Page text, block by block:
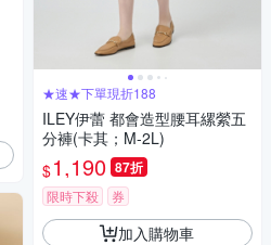
★速★下單現折188
ILEY伊蕾 都會造型腰耳縲縈五
分褲(卡其；M-2L)
$1,190 87折
限時下殺 券
加入購物車